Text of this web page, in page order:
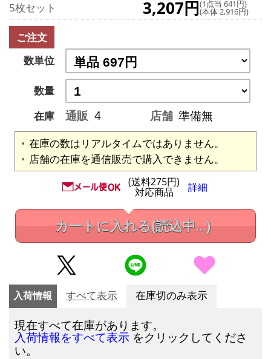
5枚セット 3,207円(1点当 641円)
(本体 2,916円)
ご注文
数単位
数量
在庫
通販 4 店舗 準備無
在庫の数はリアルタイムではありません。
店舗の在庫を通信販売で購入できません。
(送料275円)
対応商品 詳細
カートに入れる(読込中...)
入荷情報 すべて表示 在庫切のみ表示
現在すべて在庫があります。
入荷情報をすべて表示 をクリックしてくださ
い。